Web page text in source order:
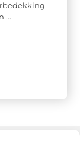
...